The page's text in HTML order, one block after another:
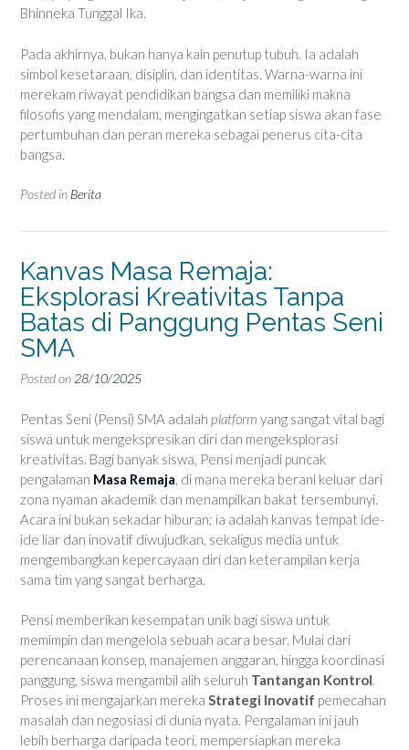
Bhinneka Tunggal Ika.
Pada akhirnya, bukan hanya kain penutup tubuh. Ia adalah
simbol kesetaraan, disiplin, dan identitas. Warna-warna ini
merekam riwayat pendidikan bangsa dan memiliki makna
filosofis yang mendalam, mengingatkan setiap siswa akan fase
pertumbuhan dan peran mereka sebagai penerus cita-cita
bangsa.
Posted in Berita
Kanvas Masa Remaja:
Eksplorasi Kreativitas Tanpa
Batas di Panggung Pentas Seni
SMA
Posted on 28/10/2025
Pentas Seni (Pensi) SMA adalah platform yang sangat vital bagi
siswa untuk mengekspresikan diri dan mengeksplorasi
kreativitas. Bagi banyak siswa, Pensi menjadi puncak
pengalaman Masa Remaja, di mana mereka berani keluar dari
zona nyaman akademik dan menampilkan bakat tersembunyi.
Acara ini bukan sekadar hiburan; ia adalah kanvas tempat ide-
ide liar dan inovatif diwujudkan, sekaligus media untuk
mengembangkan kepercayaan diri dan keterampilan kerja
sama tim yang sangat berharga.
Pensi memberikan kesempatan unik bagi siswa untuk
memimpin dan mengelola sebuah acara besar. Mulai dari
perencanaan konsep, manajemen anggaran, hingga koordinasi
panggung, siswa mengambil alih seluruh Tantangan Kontrol.
Proses ini mengajarkan mereka Strategi Inovatif pemecahan
masalah dan negosiasi di dunia nyata. Pengalaman ini jauh
lebih berharga daripada teori, mempersiapkan mereka